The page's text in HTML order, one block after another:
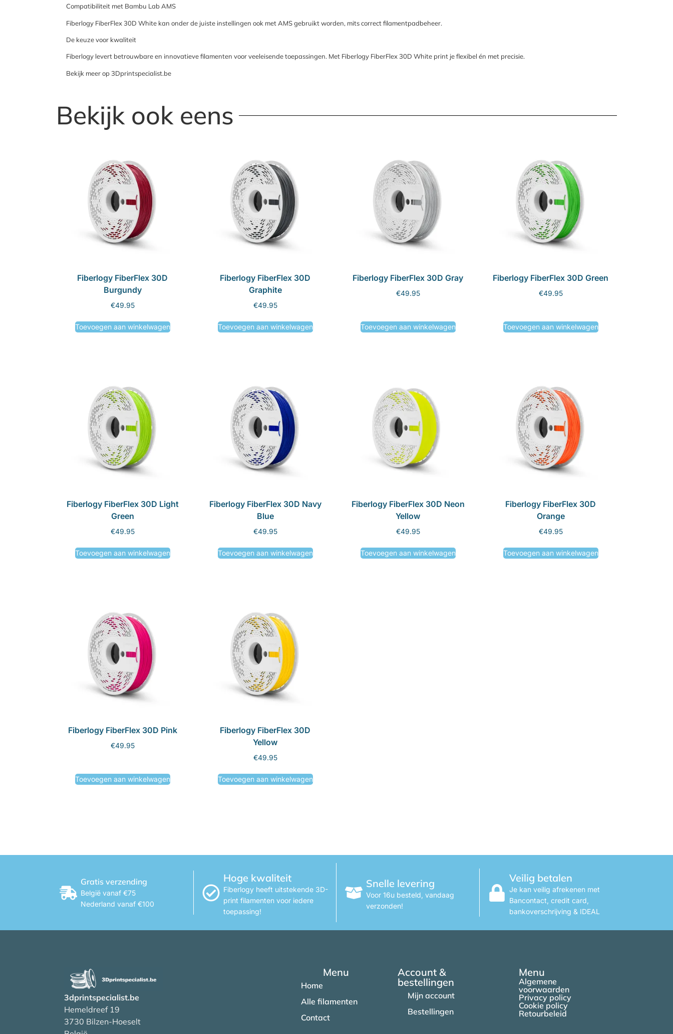
Compatibiliteit met Bambu Lab AMS
Fiberlogy FiberFlex 30D White kan onder de juiste instellingen ook met AMS gebruikt worden, mits correct filamentpadbeheer.
De keuze voor kwaliteit
Fiberlogy levert betrouwbare en innovatieve filamenten voor veeleisende toepassingen. Met Fiberlogy FiberFlex 30D White print je flexibel én met precisie.
Bekijk meer op 3Dprintspecialist.be
Bekijk ook eens
Fiberlogy FiberFlex 30D
Burgundy
€49.95
Toevoegen aan winkelwagen
Fiberlogy FiberFlex 30D
Graphite
€49.95
Toevoegen aan winkelwagen
Fiberlogy FiberFlex 30D Gray
€49.95
Toevoegen aan winkelwagen
Fiberlogy FiberFlex 30D Green
€49.95
Toevoegen aan winkelwagen
Fiberlogy FiberFlex 30D Light
Green
€49.95
Toevoegen aan winkelwagen
Fiberlogy FiberFlex 30D Navy
Blue
€49.95
Toevoegen aan winkelwagen
Fiberlogy FiberFlex 30D Neon
Yellow
€49.95
Toevoegen aan winkelwagen
Fiberlogy FiberFlex 30D
Orange
€49.95
Toevoegen aan winkelwagen
Fiberlogy FiberFlex 30D Pink
€49.95
Toevoegen aan winkelwagen
Fiberlogy FiberFlex 30D
Yellow
€49.95
Toevoegen aan winkelwagen
Gratis verzending
België vanaf €75
Nederland vanaf €100
Hoge kwaliteit
Fiberlogy heeft uitstekende 3D-
print filamenten voor iedere
toepassing!
Snelle levering
Voor 16u besteld, vandaag
verzonden!
Veilig betalen
Je kan veilig afrekenen met
Bancontact, credit card,
bankoverschrijving & IDEAL
3dprintspecialist.be
Hemeldreef 19
3730 Bilzen-Hoeselt
Menu
Home
Alle filamenten
Contact
Account &
bestellingen
Mijn account
Bestellingen
Menu
Algemene
voorwaarden
Privacy policy
Cookie policy
Retourbeleid